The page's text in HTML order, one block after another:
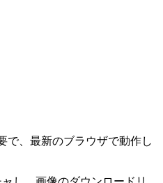
で、最新のブラウザで動作し